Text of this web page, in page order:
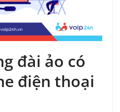
đài ảo có
điện thoại